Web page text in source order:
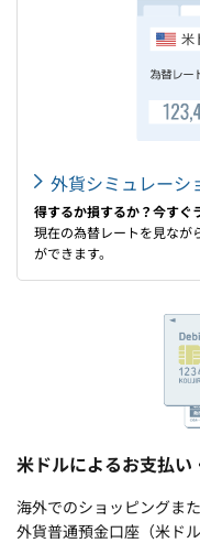
外貨シミュレーシ
得するか損するか？今すぐ
現在の為替レートを見なが
ができます。
米ドルによるお支払い
海外でのショッピングま
外貨普通預金口座（米ド